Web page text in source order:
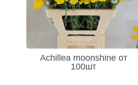
Achillea moonshine от
100шт